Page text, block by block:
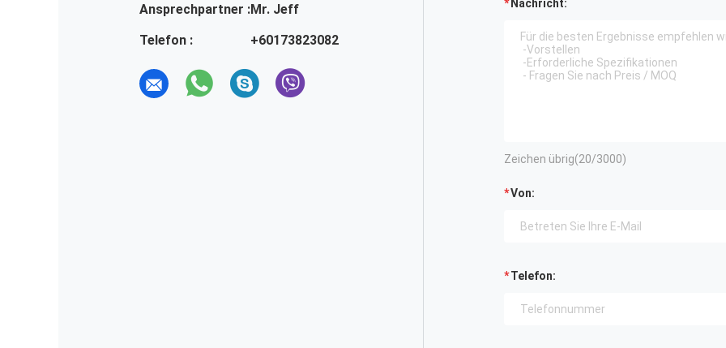
Ansprechpartner :Mr. Jeff
Telefon :
+60173823082
Nachricht:
Zeichen übrig(20/3000)
Von:
Telefon: